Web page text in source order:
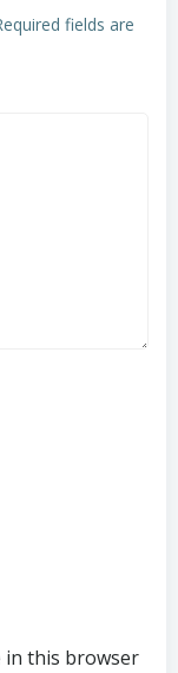
fields are
in this browser